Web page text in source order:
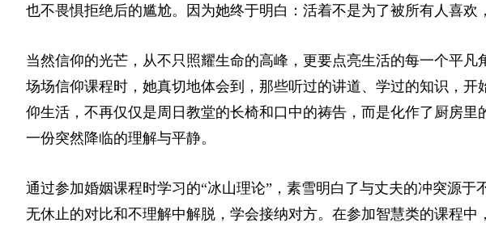
也不畏惧拒绝后的尴尬。因为她终于明白：活着不是为了被所有人喜欢
当然信仰的光芒，从不只照耀生命的高峰，更要点亮生活的每一个平
场场信仰课程时，她真切地体会到，那些听过的讲道、学过的知识，
仰生活，不再仅仅是周日教堂的长椅和口中的祷告，而是化作了厨房
一份突然降临的理解与平静。
通过参加婚姻课程时学习的“冰山理论”，素雪明白了与丈夫的冲突源
无休止的对比和不理解中解脱，学会接纳对方。在参加智慧类的课程中